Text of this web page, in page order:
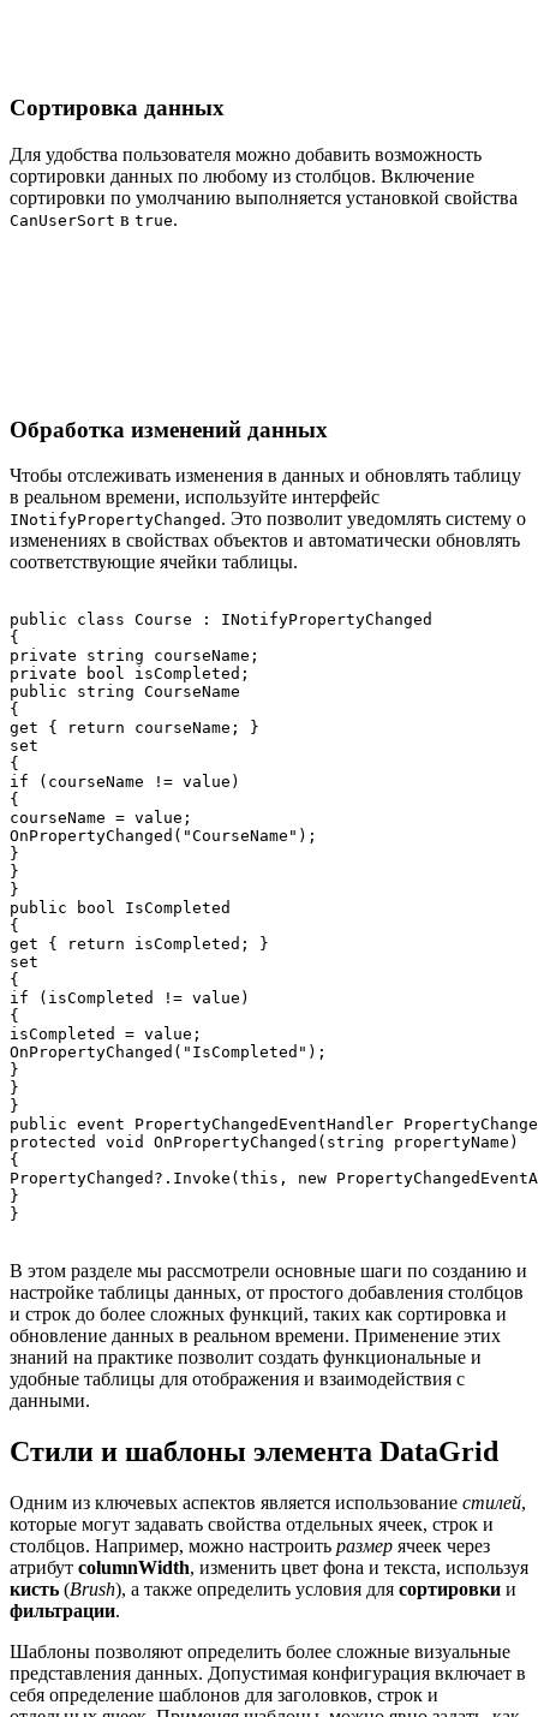
Сортировка данных
Для удобства пользователя можно добавить возможность
сортировки данных по любому из столбцов. Включение
сортировки по умолчанию выполняется установкой свойства
CanUserSort в true.
Обработка изменений данных
Чтобы отслеживать изменения в данных и обновлять таблицу
в реальном времени, используйте интерфейс
INotifyPropertyChanged . Это позволит уведомлять систему о
изменениях в свойствах объектов и автоматически обновлять
соответствующие ячейки таблицы.
public class Course : INotifyPropertyChanged
{
private string courseName;
private bool isCompleted;
public string CourseName
{
get { return courseName; }
set
{
if (courseName != value)
{
courseName = value;
OnPropertyChanged("CourseName");
}
}
}
public bool IsCompleted
{
get { return isCompleted; }
set
{
if (isCompleted != value)
{
isCompleted = value;
OnPropertyChanged("IsCompleted");
}
}
}
public event PropertyChangedEventHandler
protected void OnPropertyChanged(string propertyName)
{
PropertyChanged?.Invoke(this, new
}
В этом разделе мы рассмотрели основные шаги по созданию и
настройке таблицы данных, от простого добавления столбцов
и строк до более сложных функций, таких как сортировка и
обновление данных в реальном времени. Применение этих
знаний на практике позволит создать функциональные и
удобные таблицы для отображения и взаимодействия с
данными.
Стили и шаблоны элемента DataGrid
Одним из ключевых аспектов является использование стилей,
которые могут задавать свойства отдельных ячеек, строк и
столбцов. Например, можно настроить размер ячеек через
атрибут columnWidth, изменить цвет фона и текста, используя
кисть (Brush), а также определить условия для сортировки и
фильтрации.
Шаблоны позволяют определить более сложные визуальные
представления данных. Допустимая конфигурация включает в
себя определение шаблонов для заголовков, строк и